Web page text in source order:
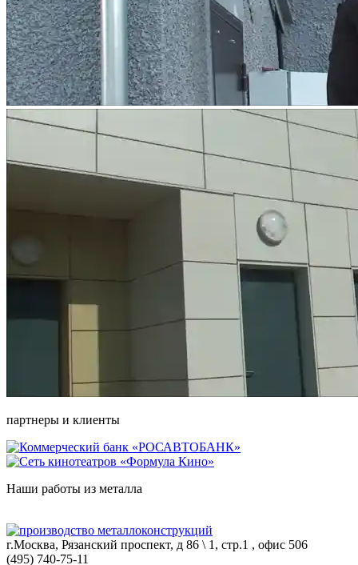
партнеры и клиенты
Наши работы из металла
г.Москва, Рязанский проспект, д 86 \ 1, стр.1 , офис 506
(495) 740-75-11